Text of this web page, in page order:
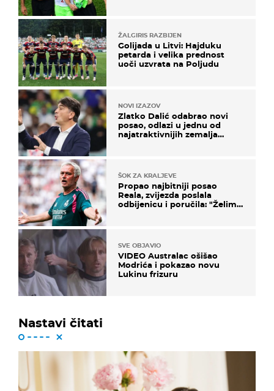
ŽALGIRIS RAZBIJEN
Golijada u Litvi: Hajduku
petarda i velika prednost
uoči uzvrata na Poljudu
NOVI IZAZOV
Zlatko Dalić odabrao novi
posao, odlazi u jednu od
najatraktivnijih zemalja
ŠOK ZA KRALJEVE
Propao najbitniji posao
Reala, zvijezda poslala
odbijenicu i poručila: "Želim
SVE OBJAVIO
VIDEO Australac ošišao
Modrića i pokazao novu
Lukinu frizuru
Nastavi čitati